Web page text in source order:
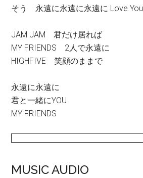
そう 永遠に永遠に永遠に Love You
JAM JAM 君だけ居れば
MY FRIENDS 2人で永遠に
HIGHFIVE 笑顔のままで
永遠に永遠に
君と一緒にYOU
MY FRIENDS
MUSIC AUDIO